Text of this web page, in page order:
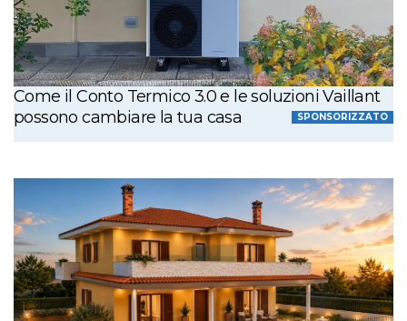
Come il Conto Termico 3.0 e le soluzioni Vaillant
possono cambiare la tua casa
SPONSORIZZATO